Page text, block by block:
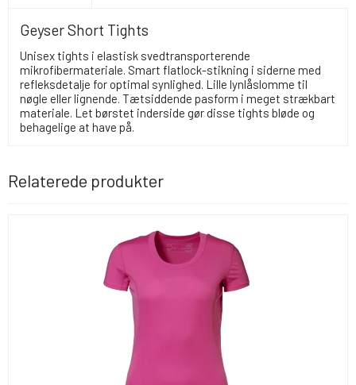
Geyser Short Tights
Unisex tights i elastisk svedtransporterende
mikrofibermateriale. Smart flatlock-stikning i siderne med
refleksdetalje for optimal synlighed. Lille lynlåslomme til
nøgle eller lignende. Tætsiddende pasform i meget strækbart
materiale. Let børstet inderside gør disse tights bløde og
behagelige at have på.
Relaterede produkter